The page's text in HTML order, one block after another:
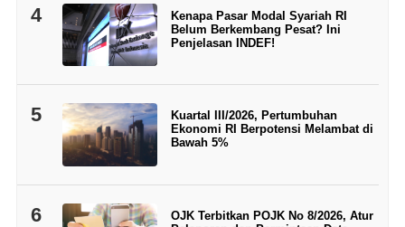
4
Kenapa Pasar Modal Syariah RI
Belum Berkembang Pesat? Ini
Penjelasan INDEF!
5
Kuartal III/2026, Pertumbuhan
Ekonomi RI Berpotensi Melambat di
Bawah 5%
6
OJK Terbitkan POJK No 8/2026, Atur